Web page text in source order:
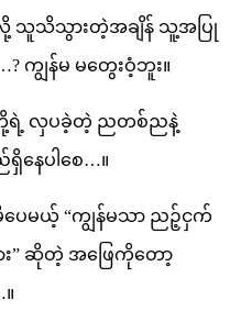
သူသိသွားတဲ့အချိန် သူ့အပြု
ကျွန်မ မတွေးဝံ့ဘူး။
မတို့ရဲ့ လှပခဲ့တဲ့ ညတစ်ညနဲ့
နေပါစေ…။
မယ့် “ကျွန်မသာ ညဉ့်ငှက်
ဆိုတဲ့ အဖြေကိုတော့